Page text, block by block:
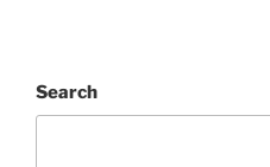
Search